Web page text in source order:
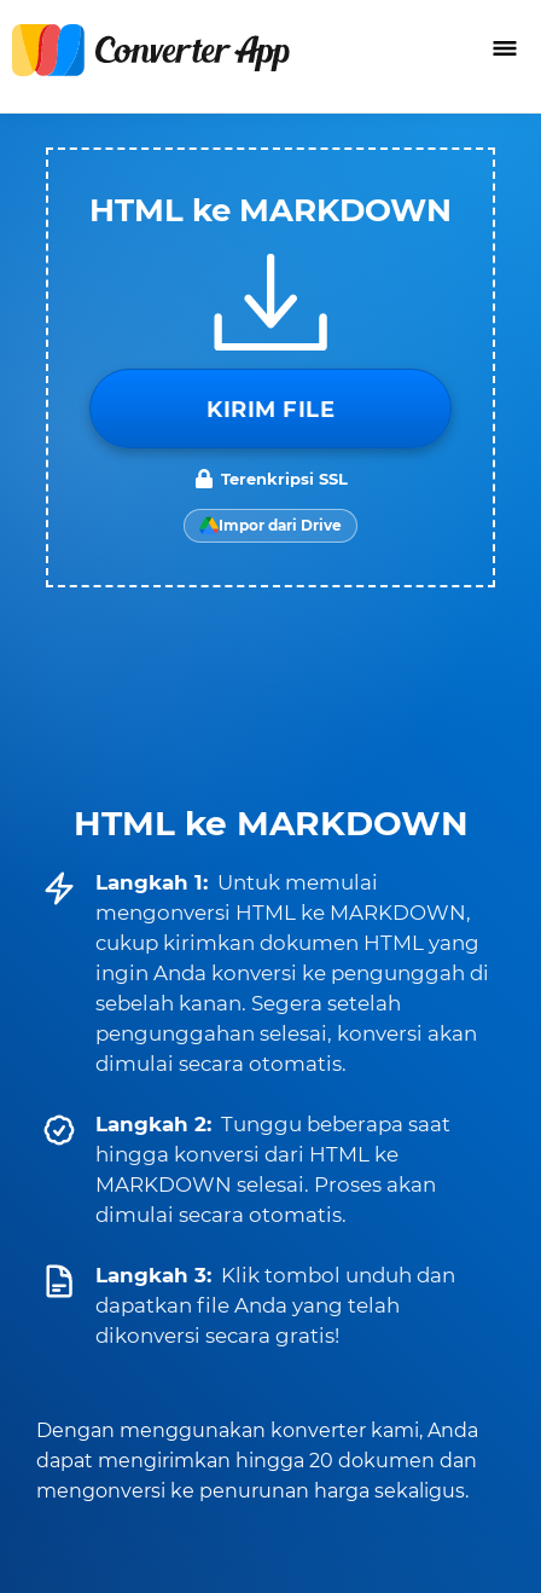
HTML ke MARKDOWN
Langkah 1: Untuk memulai
mengonversi HTML ke MARKDOWN,
cukup kirimkan dokumen HTML yang
ingin Anda konversi ke pengunggah di
sebelah kanan. Segera setelah
pengunggahan selesai, konversi akan
dimulai secara otomatis.
Langkah 2: Tunggu beberapa saat
hingga konversi dari HTML ke
MARKDOWN selesai. Proses akan
dimulai secara otomatis.
Langkah 3: Klik tombol unduh dan
dapatkan file Anda yang telah
dikonversi secara gratis!
Dengan menggunakan konverter kami, Anda
dapat mengirimkan hingga 20 dokumen dan
mengonversi ke penurunan harga sekaligus.
HTML ke MARKDOWN
KIRIM FILE
Terenkripsi SSL
Impor dari Drive